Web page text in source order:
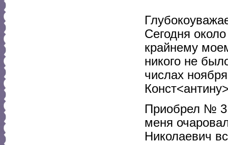
Сегодня
крайнему
никого не
числах
Приобрел № 3
меня
Николаевич